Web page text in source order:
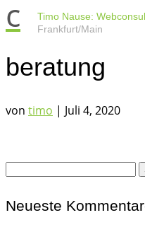
Timo Nause:
Frankfurt/Main
c
beratung
von timo | Juli 4, 2020
Suchen
Neueste